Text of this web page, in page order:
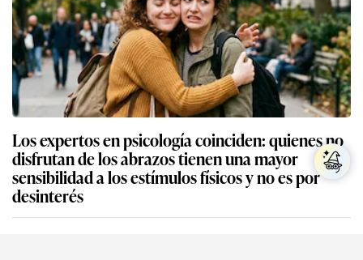
Los expertos en psicología coinciden: quienes no
disfrutan de los abrazos tienen una mayor
sensibilidad a los estímulos físicos y no es por
desinterés